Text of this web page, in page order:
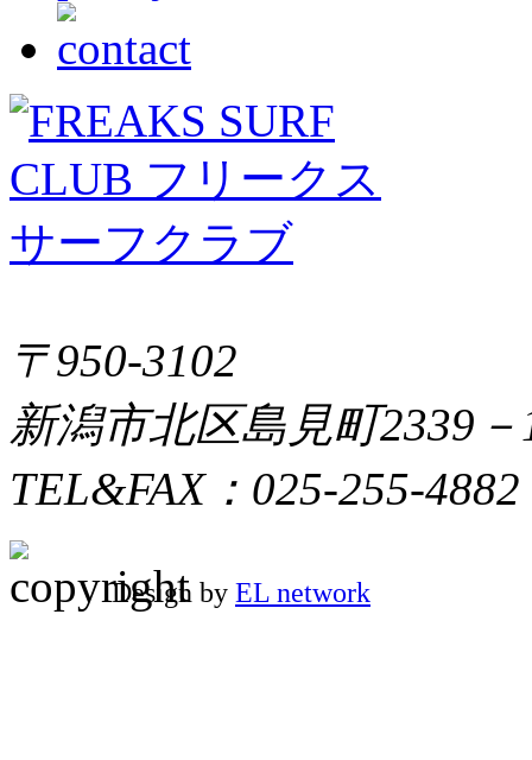
〒950-3102
新潟市北区島見町2339－
TEL&FAX：025-255-4882
Design by EL network